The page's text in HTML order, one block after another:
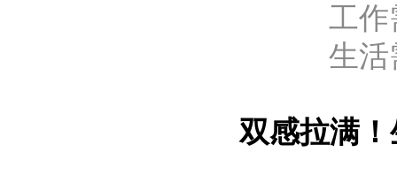
工作
生活
双感拉满